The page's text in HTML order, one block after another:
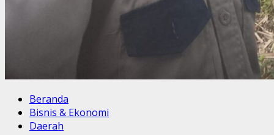
Beranda
Bisnis & Ekonomi
Daerah